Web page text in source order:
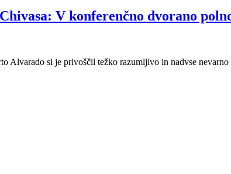
V konferenčno dvorano
Alvarado si je privoščil težko razumljivo in nadvse